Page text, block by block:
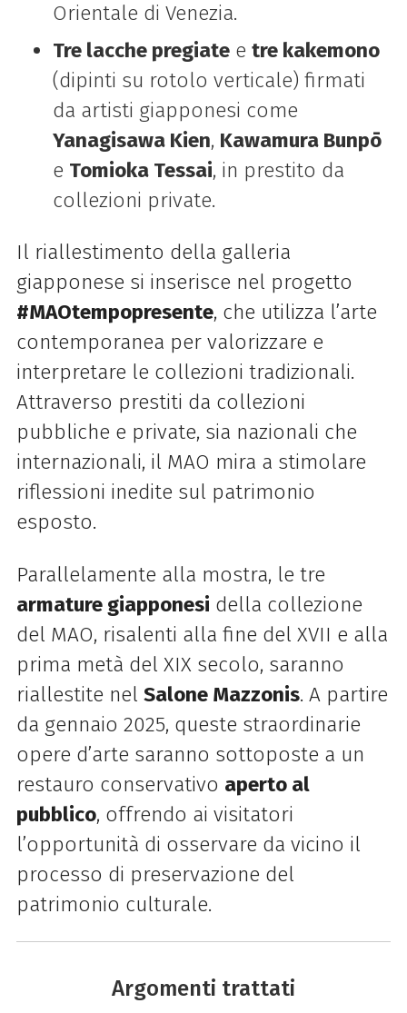
Orientale di Venezia.
Tre lacche pregiatee tre kakemono
(dipinti su rotolo verticale) firmati
da artisti giapponesi come
Yanagisawa Kien, Kawamura Bunpō
e Tomioka Tessai, in prestito da
collezioni private.
Il riallestimento della galleria
giapponese si inserisce nel progetto
#MAOtempopresente, che utilizza l’arte
contemporanea per valorizzare e
interpretare le collezioni tradizionali.
Attraverso prestiti da collezioni
pubbliche e private, sia nazionali che
internazionali, il MAO mira a stimolare
riflessioni inedite sul patrimonio
esposto.
Parallelamente alla mostra, le tre
armature giapponesi della collezione
del MAO, risalenti alla fine del XVII e alla
prima metà del XIX secolo, saranno
riallestite nel Salone Mazzonis. A partire
da gennaio 2025, queste straordinarie
opere d’arte saranno sottoposte a un
restauro conservativo aperto al
pubblico, offrendo ai visitatori
l’opportunità di osservare da vicino il
processo di preservazione del
patrimonio culturale.
Argomenti trattati